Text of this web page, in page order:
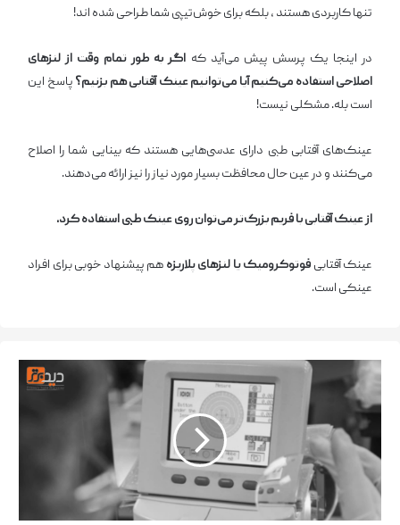
تنها کاربردی هستند ، بلکه برای خوش‌تیپی شما طراحی شده اند!
در اینجا یک پرسش پیش می‌آید که اگر به طور تمام وقت از لنزهای
اصلاحی استفاده می‌کنیم آیا می‌توانیم عینک آفتابی هم بزنیم؟ پاسخ این
است بله. مشکلی نیست!
عینک‌های آفتابی طبی دارای عدسی‌هایی هستند که بینایی شما را اصلاح
می‌کنند و در عین حال محافظت بسیار مورد نیاز را نیز ارائه می‌دهند.
از عینک آفتابی با فریم بزرگ‌تر می‌توان روی عینک طبی استفاده کرد.
عینک آفتابی فوتوکرومیک یا لنزهای پلاریزه هم پیشنهاد خوبی برای افراد
عینکی است.